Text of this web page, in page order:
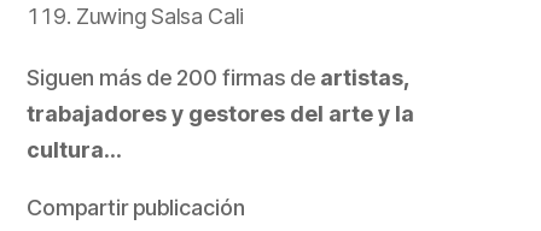
Zuwing Salsa Cali
Siguen más de 200 firmas de artistas,
trabajadores y gestores del arte y la
cultura…
Compartir publicación